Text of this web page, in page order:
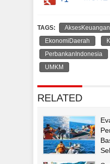
TAGS: AksesKeuangan
EkonomiDaerah
PerbankanIndonesia
UMKM
RELATED